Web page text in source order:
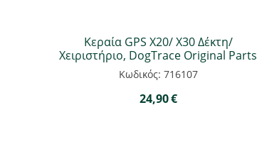
Κεραία GPS X20/ X30 Δέκτη/
Χειριστήριο, DogTrace Original Parts
Κωδικός: 716107
24,90€